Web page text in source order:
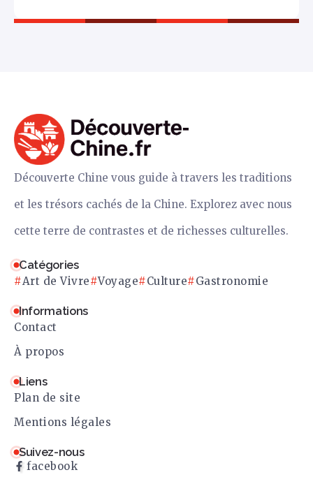
Découverte Chine vous guide à travers les traditions
et les trésors cachés de la Chine. Explorez avec nous
cette terre de contrastes et de richesses culturelles.
Catégories
Art de Vivre Voyage Culture Gastronomie
Informations
Contact
À propos
Liens
Plan de site
Mentions légales
Suivez-nous
facebook